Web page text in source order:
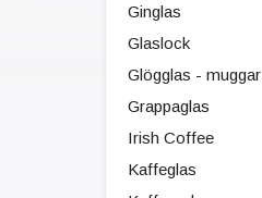
Ginglas
Glaslock
Glögglas - muggar
Grappaglas
Irish Coffee
Kaffeglas